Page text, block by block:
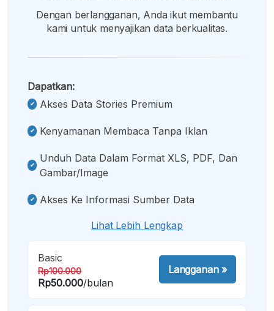
Dengan berlangganan, Anda ikut membantu
kami untuk menyajikan data berkualitas.
Dapatkan:
Akses Data Stories Premium
Kenyamanan Membaca Tanpa Iklan
Unduh Data Dalam Format XLS, PDF, Dan
Gambar/image
Akses Ke Informasi Sumber Data
Lihat Lebih Lengkap
Basic
Rp100.000
Rp50.000/bulan
Langganan»